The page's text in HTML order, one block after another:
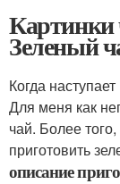
Картинки
Зеленый
Когда
Для меня как
чай. Более
приготовить
описание